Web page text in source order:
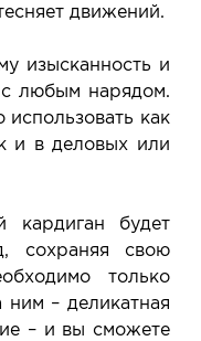
движений.
изысканность и
с любым нарядом.
как
и в деловых или
кардиган будет
сохраняя свою
только
ним – деликатная
– и вы сможете